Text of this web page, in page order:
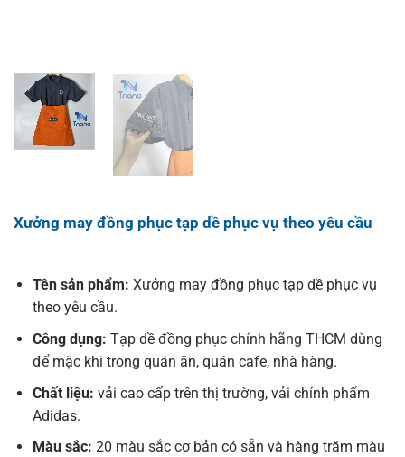
Xưởng may đồng phục tạp dề phục vụ theo yêu cầu
Tên sản phẩm: Xưởng may đồng phục tạp dề phục vụ
theo yêu cầu.
Công dụng: Tạp dề đồng phục chính hãng THCM dùng
để mặc khi trong quán ăn, quán cafe, nhà hàng.
Chất liệu: vải cao cấp trên thị trường, vải chính phẩm
Adidas.
Màu sắc: 20 màu sắc cơ bản có sẵn và hàng trăm màu